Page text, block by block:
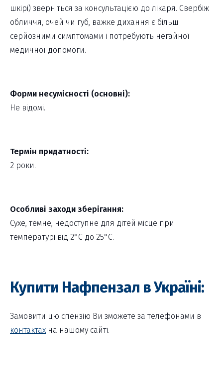
шкірі) зверніться за консультацією до лікаря. Свербіж
обличчя, очей чи губ, важке дихання є більш
серйозними симптомами і потребують негайної
медичної допомоги.
Форми несумісності (основні):
Не відомі.
Термін придатності:
2 роки.
Особливі заходи зберігання:
Сухе, темне, недоступне для дітей місце при
температурі від 2°С до 25°С.
Купити Нафпензал в Україні:
Замовити цю спензію Ви зможете за телефонами в
контактах на нашому сайті.